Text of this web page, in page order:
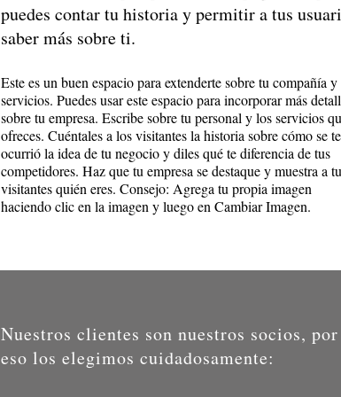
puedes contar tu historia y permitir a tus
saber más sobre ti.
Este es un buen espacio para extenderte sobre tu compañía y
servicios. Puedes usar este espacio para incorporar más
sobre tu empresa. Escribe sobre tu personal y los servicios
ofreces. Cuéntales a los visitantes la historia sobre cómo se te
ocurrió la idea de tu negocio y diles qué te diferencia de tus
competidores. Haz que tu empresa se destaque y muestra a
visitantes quién eres. Consejo: Agrega tu propia imagen
haciendo clic en la imagen y luego en Cambiar Imagen.
Nuestros clientes son nuestros socios, por
eso los elegimos cuidadosamente: